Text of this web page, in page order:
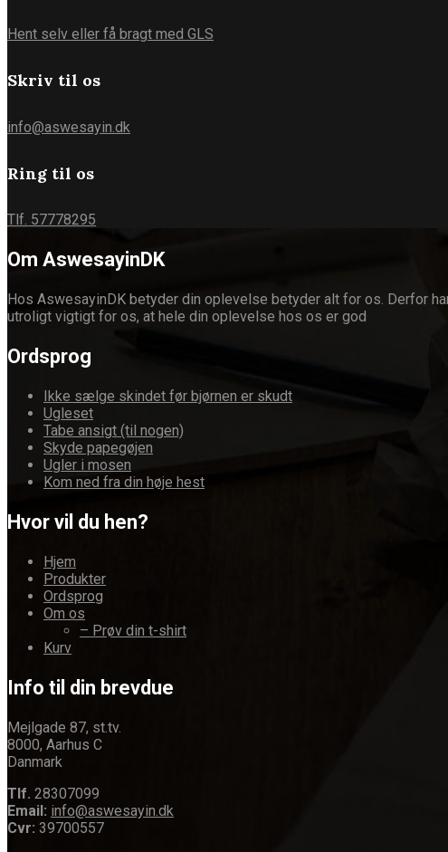
Hent selv eller få bragt med GLS
Skriv til os
info@aswesayin.dk
Ring til os
Tlf. 57778295
Om AswesayinDK
Hos AswesayinDK betyder din oplevelse betyder alt for os. Derfor
utroligt vigtigt for os, at hele din oplevelse hos os er god
Ordsprog
Ikke sælge skindet før bjørnen er skudt
Ugleset
Tabe ansigt (til nogen)
Skyde papegøjen
Ugler i mosen
Kom ned fra din høje hest
Hvor vil du hen?
Hjem
Produkter
Ordsprog
Om os
– Prøv din t-shirt
Kurv
Info til din brevdue
Mejlgade 87, st.tv.
8000, Aarhus C
Danmark
Tlf. 28307099
Email: info@aswesayin.dk
Cvr: 39700557